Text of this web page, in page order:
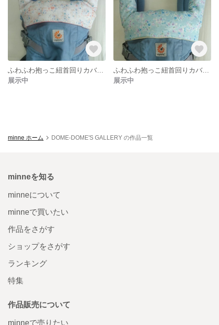
ふわふわ抱っこ紐首回りカバー・よだれカバー
展示中
ふわふわ抱っこ紐首回りカバー・よだれカバー
展示中
minne ホーム DOME-DOME'S GALLERY の作品一覧
minneを知る
minneについて
minneで買いたい
作品をさがす
ショップをさがす
ランキング
特集
作品販売について
minneで売りたい